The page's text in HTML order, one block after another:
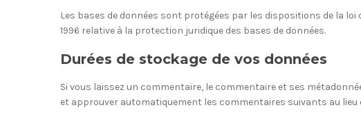
Les bases de données sont protégées par les dispositions de la
1996 relative à la protection juridique des bases de données.
Durées de stockage de vos données
Si vous laissez un commentaire, le commentaire et ses
et approuver automatiquement les commentaires suivants au lieu